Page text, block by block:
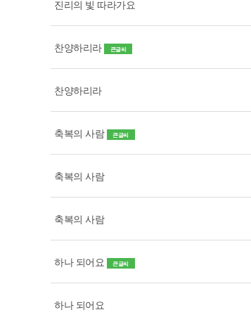
진리의 빛 따라가요
찬양하리라 큰글씨
찬양하리라
축복의 사람 큰글씨
축복의 사람
축복의 사람
하나 되어요 큰글씨
하나 되어요